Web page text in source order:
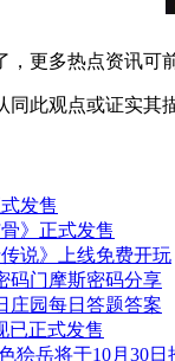
更多热点资讯可
同此观点或证实其
发售
》正式发售
说》上线免费开玩
码门摩斯密码分享
庄园每日答题答案
已正式发售
狯岳将于10月30日